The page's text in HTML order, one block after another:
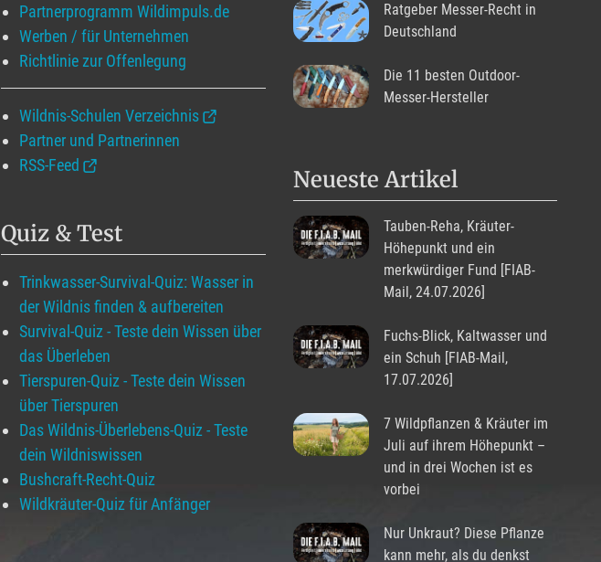
Partnerprogramm Wildimpuls.de
Werben / für Unternehmen
Richtlinie zur Offenlegung
Wildnis-Schulen Verzeichnis
Partner und Partnerinnen
RSS-Feed
Quiz & Test
Trinkwasser-Survival-Quiz: Wasser in
der Wildnis finden & aufbereiten
Survival-Quiz - Teste dein Wissen über
das Überleben
Tierspuren-Quiz - Teste dein Wissen
über Tierspuren
Das Wildnis-Überlebens-Quiz - Teste
dein Wildniswissen
Bushcraft-Recht-Quiz
Wildkräuter-Quiz für Anfänger
Ratgeber Messer-Recht in
Deutschland
Die 11 besten Outdoor-
Messer-Hersteller
Neueste Artikel
Tauben-Reha, Kräuter-
Höhepunkt und ein
merkwürdiger Fund [FIAB-
Mail, 24.07.2026]
Fuchs-Blick, Kaltwasser und
ein Schuh [FIAB-Mail,
17.07.2026]
7 Wildpflanzen & Kräuter im
Juli auf ihrem Höhepunkt –
und in drei Wochen ist es
vorbei
Nur Unkraut? Diese Pflanze
kann mehr, als du denkst